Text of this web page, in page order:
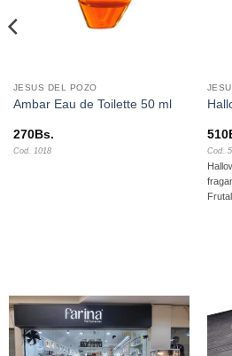
JESUS DEL POZO
Ambar Eau de Toilette 50 ml
270Bs.
Cod. 1018
510
Cod.